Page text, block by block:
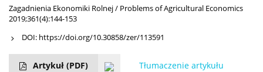
Zagadnienia Ekonomiki Rolnej / Problems of Agricultural Economics
2019;361(4):144-153
DOI: https://doi.org/10.30858/zer/113591
Artykuł (PDF) Tłumaczenie artykułu